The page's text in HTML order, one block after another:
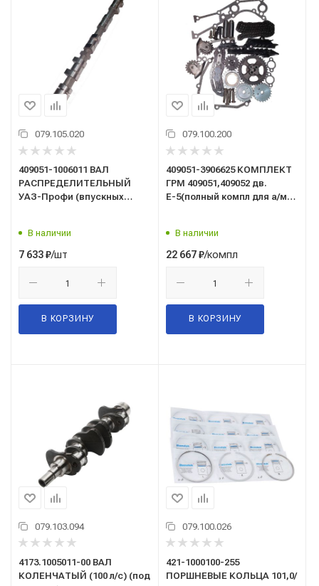
079.105.020
409051-1006011 ВАЛ
РАСПРЕДЕЛИТЕЛЬНЫЙ
УАЗ-Профи (впускных
В наличии
7 633₽/шт
В КОРЗИНУ
079.100.200
409051-3906625 КОМПЛЕКТ
ГРМ 409051,409052 дв.
Е-5(полный компл для а/м
гидронатINA
В наличии
22 667₽/компл
В КОРЗИНУ
079.103.094
4173.1005011-00 ВАЛ
КОЛЕНЧАТЫЙ (100 л/с) (под
079.100.026
421-1000100-255
ПОРШНЕВЫЕ КОЛЬЦА 101,0/